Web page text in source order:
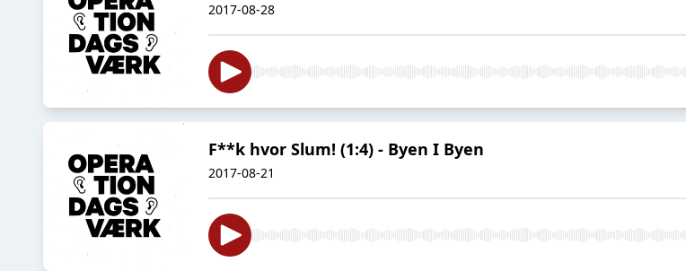
2017-08-28
F**k hvor Slum! (1:4) - Byen I Byen
2017-08-21